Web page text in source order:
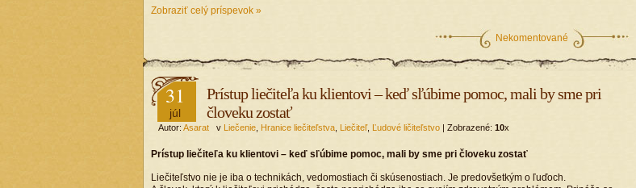
Zobraziť celý príspevok »
Nekomentované
31
júl
Prístup liečiteľa ku klientovi – keď sľúbime pomoc, mali by sme pri
človeku zostať
Autor: Asarat v Liečenie Hranice liečiteľstva Liečiteľ, Ľudové ličiteľstvo | Zobrazené: 10x
Prístup liečiteľa ku klientovi – keď sľúbime pomoc, mali by sme pri človeku zostať
Liečiteľstvo nie je iba o technikách, vedomostiach či skúsenostiach. Je predovšetkým o ľuďoch.